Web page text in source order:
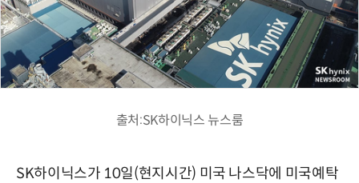
출처:SK하이닉스 뉴스룸
SK하이닉스가 10일(현지시간) 미국 나스닥에 미국예탁